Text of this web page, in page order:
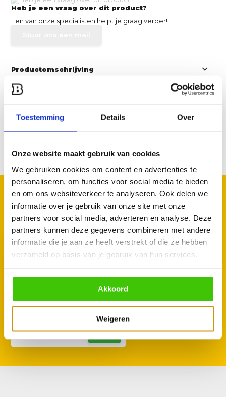
Toestemming Details Over
Onze website maakt gebruik van cookies
We gebruiken cookies om content en advertenties te
personaliseren, om functies voor social media te bieden
en om ons websiteverkeer te analyseren. Ook delen we
informatie over je gebruik van onze site met onze
partners voor social media, adverteren en analyse. Deze
partners kunnen deze gegevens combineren met andere
informatie die je aan ze heeft verstrekt of die ze hebben
verzameld op basis van je gebruik van hun services.
Akkoord
Weigeren
Heb je een vraag over dit product?
Een van onze specialisten helpt je graag verder!
Productomschrijving
Specificaties
Delen
GOED TE COMBINEREN
Met deze accessoires
gevogeltehouder en wok